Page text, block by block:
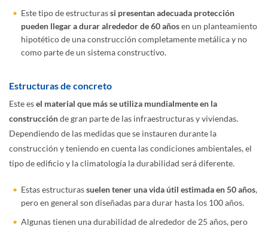
Este tipo de estructurassi presentan adecuada protección
pueden llegar a durar alrededor de 60 añosen un planteamiento
hipotético de una construcción completamente metálica y no
como parte de un sistema constructivo.
Estructuras de concreto
Este esel material que más se utiliza mundialmente en la
construcciónde gran parte de las infraestructuras y viviendas.
Dependiendo de las medidas que se instauren durante la
construcción y teniendo en cuenta las condiciones ambientales, el
tipo de edificio y la climatología la durabilidad será diferente.
Estas estructurassuelen tener una vida útil estimada en 50 años,
pero en general son diseñadas para durar hasta los 100 años.
Algunas tienen una durabilidad de alrededor de 25 años, pero